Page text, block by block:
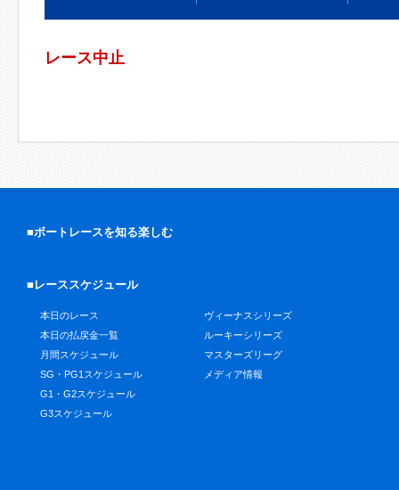
レース中止
■ボートレースを知る楽しむ
■レーススケジュール
本日のレース
本日の払戻金一覧
月間スケジュール
SG・PG1スケジュール
G1・G2スケジュール
G3スケジュール
ヴィーナスシリーズ
ルーキーシリーズ
マスターズリーグ
メディア情報